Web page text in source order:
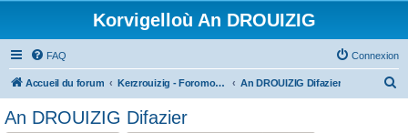
Korvigelloù An DROUIZIG
FAQ Connexion
Accueil du forum Kerzrouizig - Foromoù An Drouizig An DROUIZIG Difazier
An DROUIZIG Difazier